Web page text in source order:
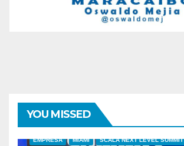
YOU MISSED
EMPRESA MIAMI SCALA NEXT LEVEL SUMMIT